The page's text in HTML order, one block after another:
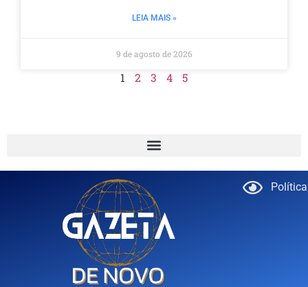
LEIA MAIS »
9 de agosto de 2026
1 2 3 4 5